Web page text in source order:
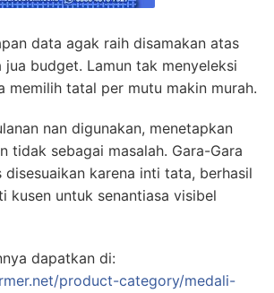
data agak raih disamakan atas
budget. Lamun tak menyeleksi
memilih tatal per mutu makin murah.
nan digunakan, menetapkan
tidak sebagai masalah. Gara-Gara
disesuaikan karena inti tata, berhasil
kusen untuk senantiasa visibel
dapatkan di:
product-category/medali-